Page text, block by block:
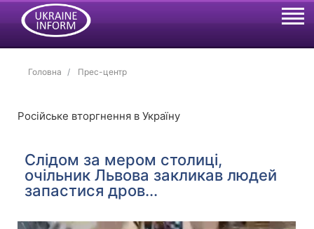
Головна Прес-центр
Російське вторгнення в Україну
Слідом за мером столиці,
очільник Львова закликав людей
запастися дров...